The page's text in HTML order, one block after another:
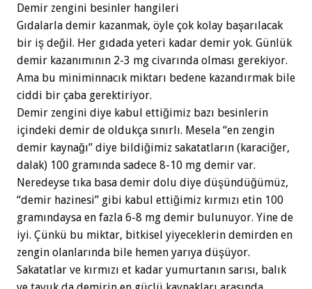
Demir zengini besinler hangileri
Gıdalarla demir kazanmak, öyle çok kolay başarılacak
bir iş değil. Her gıdada yeteri kadar demir yok. Günlük
demir kazanımının 2-3 mg civarında olması gerekiyor.
Ama bu miniminnacık miktarı bedene kazandırmak bile
ciddi bir çaba gerektiriyor.
Demir zengini diye kabul ettiğimiz bazı besinlerin
içindeki demir de oldukça sınırlı. Mesela “en zengin
demir kaynağı” diye bildiğimiz sakatatların (karaciğer,
dalak) 100 gramında sadece 8-10 mg demir var.
Neredeyse tıka basa demir dolu diye düşündüğümüz,
“demir hazinesi” gibi kabul ettiğimiz kırmızı etin 100
gramındaysa en fazla 6-8 mg demir bulunuyor. Yine de
iyi. Çünkü bu miktar, bitkisel yiyeceklerin demirden en
zengin olanlarında bile hemen yarıya düşüyor.
Sakatatlar ve kırmızı et kadar yumurtanın sarısı, balık